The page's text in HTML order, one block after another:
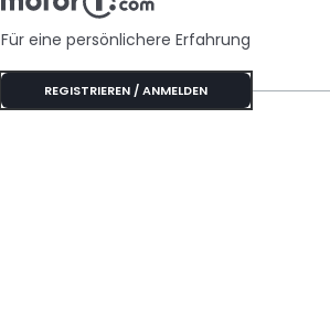
Specials
Für eine persönlichere Erfahrung
REGISTRIEREN / ANMELDEN